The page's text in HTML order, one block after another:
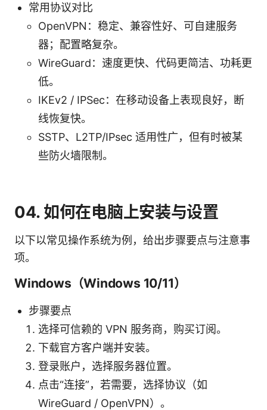
常用协议对比
OpenVPN：稳定、兼容性好、可自建服务
器；配置略复杂。
WireGuard：速度更快、代码更简洁、功耗更
低。
IKEv2 / IPSec：在移动设备上表现良好，断
线恢复快。
SSTP、L2TP/IPsec 适用性广，但有时被某
些防火墙限制。
04. 如何在电脑上安装与设置
以下以常见操作系统为例，给出步骤要点与注意事
项。
Windows（Windows 10/11）
步骤要点
选择可信赖的 VPN 服务商，购买订阅。
下载官方客户端并安装。
登录账户，选择服务器位置。
点击“连接”，若需要，选择协议（如
WireGuard / OpenVPN）。